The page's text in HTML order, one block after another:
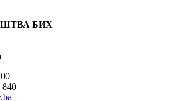
БИХ
840